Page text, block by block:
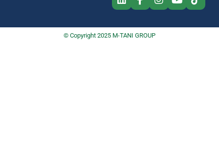
© Copyright 2025 M-TANI GROUP